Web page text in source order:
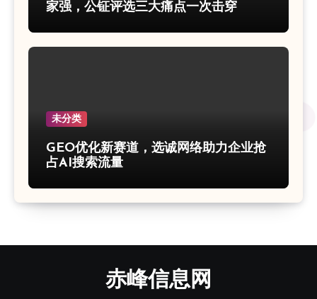
家强，公钲评选三大痛点一次击穿
未分类
GEO优化新赛道，选诚网络助力企业抢
占AI搜索流量
赤峰信息网